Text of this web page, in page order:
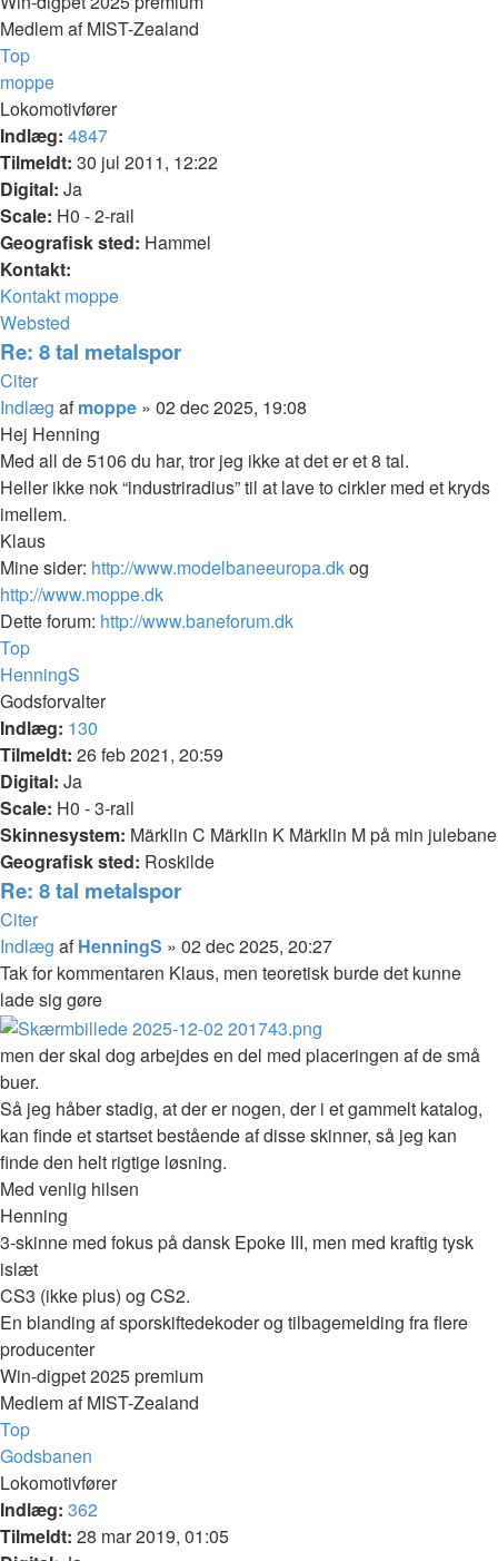
Medlem af MIST-Zealand
Top
moppe
Lokomotivfører
Indlæg: 4847
Tilmeldt: 30 jul 2011, 12:22
Digital: Ja
Scale: H0 - 2-rail
Geografisk sted: Hammel
Kontakt:
Kontakt moppe
Websted
Re: 8 tal metalspor
Citer
Indlæg afmoppe » 02 dec 2025, 19:08
Hej Henning
Med all de 5106 du har, tror jeg ikke at det er et 8 tal.
Heller ikke nok “industriradius” til at lave to cirkler med et kryds
imellem.
Klaus
Mine sider: http://www.modelbaneeuropa.dkog
http://www.moppe.dk
Dette forum: http://www.baneforum.dk
Top
HenningS
Godsforvalter
Indlæg: 130
Tilmeldt: 26 feb 2021, 20:59
Digital: Ja
Scale: H0 - 3-rail
Skinnesystem: Märklin C Märklin K Märklin M på min julebane
Geografisk sted: Roskilde
Re: 8 tal metalspor
Citer
Indlæg afHenningS » 02 dec 2025, 20:27
Tak for kommentaren Klaus, men teoretisk burde det kunne
lade sig gøre
men der skal dog arbejdes en del med placeringen af de små
buer.
Så jeg håber stadig, at der er nogen, der i et gammelt katalog,
kan finde et startset bestående af disse skinner, så jeg kan
finde den helt rigtige løsning.
Med venlig hilsen
Henning
3-skinne med fokus på dansk Epoke III, men med kraftig tysk
islæt
CS3 (ikke plus) og CS2.
En blanding af sporskiftedekoder og tilbagemelding fra flere
producenter
Win-digpet 2025 premium
Medlem af MIST-Zealand
Top
Godsbanen
Lokomotivfører
Indlæg: 362
Tilmeldt: 28 mar 2019, 01:05